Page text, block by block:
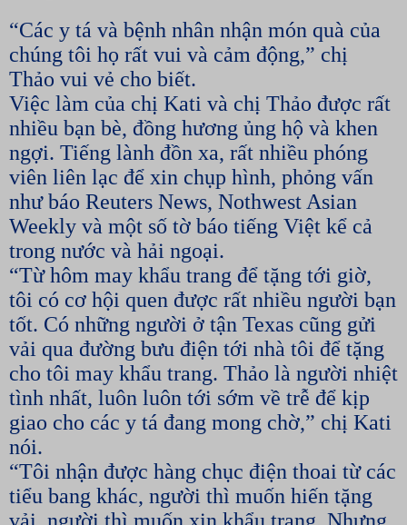
“Các y tá và bệnh nhân nhận món quà của
chúng tôi họ rất vui và cảm động,” chị
Thảo vui vẻ cho biết.
Việc làm của chị Kati và chị Thảo được rất
nhiều bạn bè, đồng hương ủng hộ và khen
ngợi. Tiếng lành đồn xa, rất nhiều phóng
viên liên lạc để xin chụp hình, phỏng vấn
như báo Reuters News, Nothwest Asian
Weekly và một số tờ báo tiếng Việt kể cả
trong nước và hải ngoại.
“Từ hôm may khẩu trang để tặng tới giờ,
tôi có cơ hội quen được rất nhiều người bạn
tốt. Có những người ở tận Texas cũng gửi
vải qua đường bưu điện tới nhà tôi để tặng
cho tôi may khẩu trang. Thảo là người nhiệt
tình nhất, luôn luôn tới sớm về trễ để kịp
giao cho các y tá đang mong chờ,” chị Kati
nói.
“Tôi nhận được hàng chục điện thoai từ các
tiểu bang khác, người thì muốn hiến tặng